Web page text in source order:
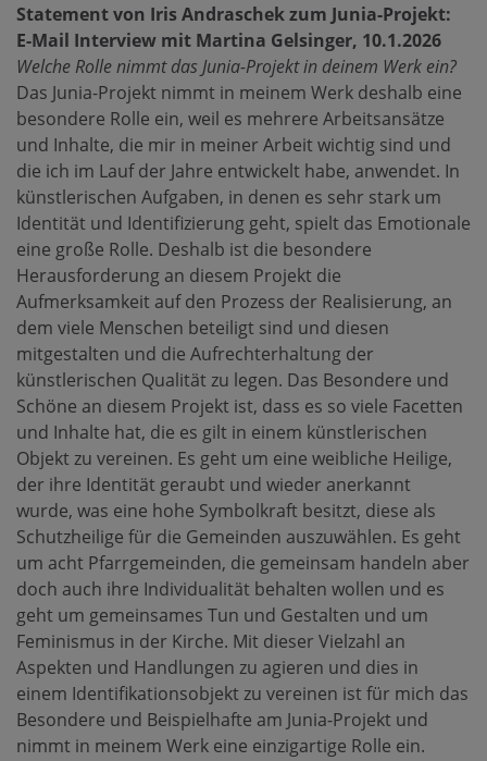
Statement von Iris Andraschek zum Junia-Projekt:
E-Mail Interview mit Martina Gelsinger, 10.1.2026
Welche Rolle nimmt das Junia-Projekt in deinem Werk ein?
Das Junia-Projekt nimmt in meinem Werk deshalb eine
besondere Rolle ein, weil es mehrere Arbeitsansätze
und Inhalte, die mir in meiner Arbeit wichtig sind und
die ich im Lauf der Jahre entwickelt habe, anwendet. In
künstlerischen Aufgaben, in denen es sehr stark um
Identität und Identifizierung geht, spielt das Emotionale
eine große Rolle. Deshalb ist die besondere
Herausforderung an diesem Projekt die
Aufmerksamkeit auf den Prozess der Realisierung, an
dem viele Menschen beteiligt sind und diesen
mitgestalten und die Aufrechterhaltung der
künstlerischen Qualität zu legen. Das Besondere und
Schöne an diesem Projekt ist, dass es so viele Facetten
und Inhalte hat, die es gilt in einem künstlerischen
Objekt zu vereinen. Es geht um eine weibliche Heilige,
der ihre Identität geraubt und wieder anerkannt
wurde, was eine hohe Symbolkraft besitzt, diese als
Schutzheilige für die Gemeinden auszuwählen. Es geht
um acht Pfarrgemeinden, die gemeinsam handeln aber
doch auch ihre Individualität behalten wollen und es
geht um gemeinsames Tun und Gestalten und um
Feminismus in der Kirche. Mit dieser Vielzahl an
Aspekten und Handlungen zu agieren und dies in
einem Identifikationsobjekt zu vereinen ist für mich das
Besondere und Beispielhafte am Junia-Projekt und
nimmt in meinem Werk eine einzigartige Rolle ein.